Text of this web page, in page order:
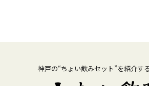
神戸の“ちょい飲みセット”を紹介す